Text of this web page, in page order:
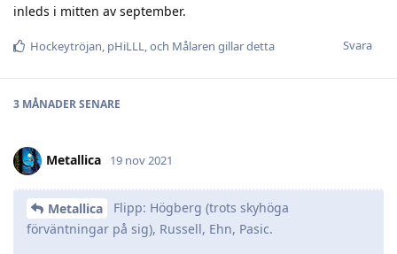
inleds i mitten av september.
Svara
Hockeytröjan, pHiLLL, och Målaren gillar detta
3 MÅNADERSENARE
Metallica 19 nov 2021
Metallica
Flipp: Högberg (trots skyhöga
förväntningar på sig), Russell, Ehn, Pasic.